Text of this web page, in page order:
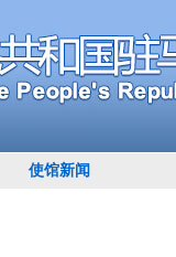
使馆新闻